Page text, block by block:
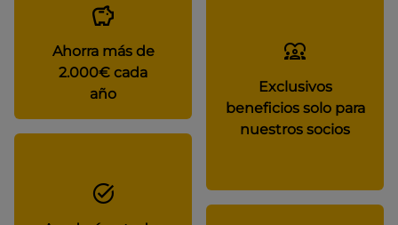
Ahorra más de
2.000€ cada
año
Exclusivos
beneficios solo para
nuestros socios